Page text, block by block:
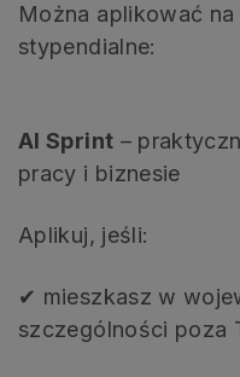
Można aplikować
stypendialne:
AI Sprint –
pracy i biznesie
Aplikuj, jeśli:
✔ mieszkasz w
szczególności poza